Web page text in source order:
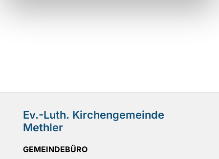
Ev.-Luth. Kirchengemeinde
Methler
GEMEINDEBÜRO